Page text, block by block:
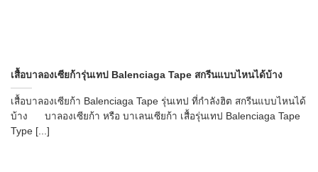
เสื้อบาลองเซียก้ารุ่นเทป Balenciaga Tape สกรีนแบบไหนได้บ้าง
เสื้อบาลองเซียก้า Balenciaga Tape รุ่นเทป ที่กำลังฮิต สกรีนแบบไหนได้
บ้าง บาลองเซียก้า หรือ บาเลนเซียก้า เสื้อรุ่นเทป Balenciaga Tape
Type [...]